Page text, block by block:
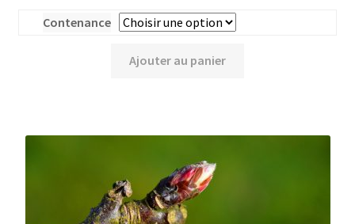
Contenance
Ajouter au panier